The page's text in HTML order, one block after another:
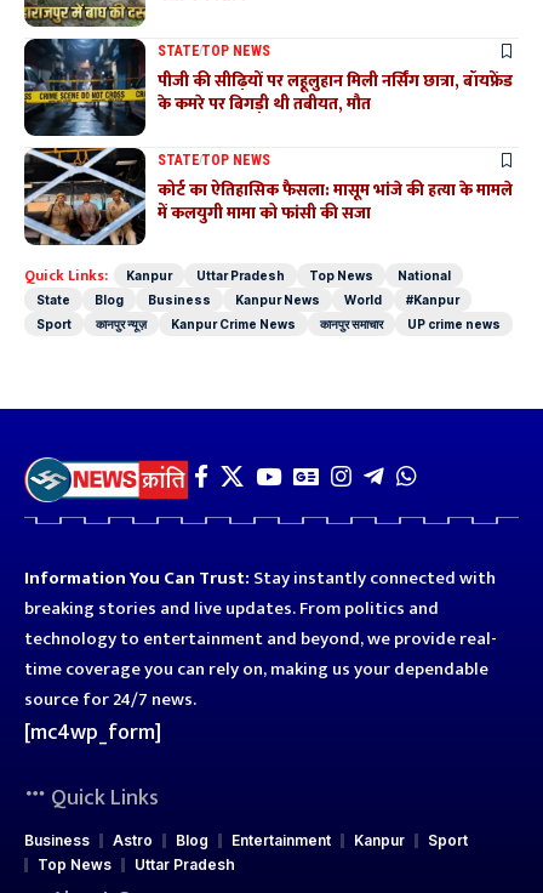
STATETOP NEWS
पीजी की सीढ़ियों पर लहूलुहान मिली नर्सिंग छात्रा, बॉयफ्रेंड
के कमरे पर बिगड़ी थी तबीयत, मौत
STATETOP NEWS
कोर्ट का ऐतिहासिक फैसला: मासूम भांजे की हत्या के मामले
में कलयुगी मामा को फांसी की सजा
Quick Links: Kanpur Uttar Pradesh Top News
National
State
Blog Business Kanpur News World
#Kanpur
Sport
कानपुर न्यूज़ Kanpur Crime News कानपुर समाचार UP crime news
Information You Can Trust: Stay instantly connected with
breaking stories and live updates. From politics and
technology to entertainment and beyond, we provide real-
time coverage you can rely on, making us your dependable
source for 24/7 news.
[mc4wp_form]
Quick Links
Business Astro Blog Entertainment Kanpur
Sport
Top News
Uttar Pradesh